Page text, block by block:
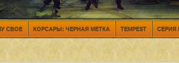
СВОЕ КОРСАРЫ: ЧЕРНАЯ МЕТКА TEMPEST СЕРИЯ